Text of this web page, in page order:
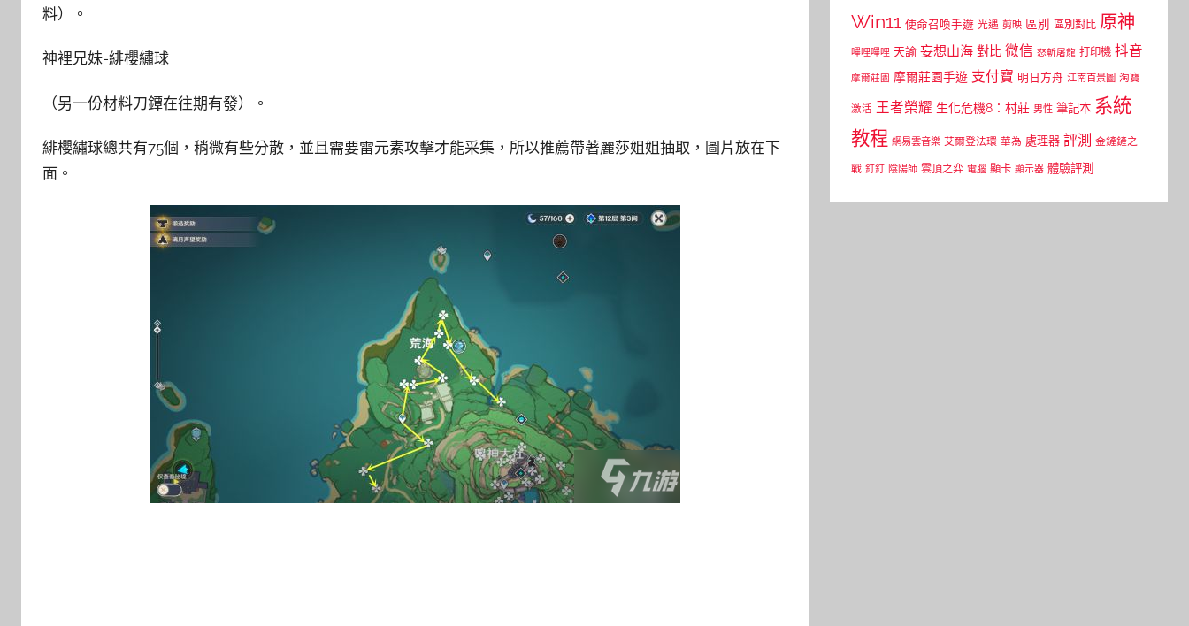
料）。
神裡兄妹-緋櫻繡球
（另一份材料刀鐔在往期有發）。
緋櫻繡球總共有75個，稍微有些分散，並且需要雷元素攻擊才能采集，所以推薦帶著麗莎姐姐抽取，圖片放在下
面。
Win11 使命召喚手遊 光遇 剪映 區別 區別對比 原神
嗶哩嗶哩 天諭 妄想山海 對比 微信 怒斬屠龍 打印機 抖音
摩爾莊園 摩爾莊園手遊 支付寶 明日方舟 江南百景圖 淘寶
激活 王者榮耀 生化危機8：村莊 男性 筆記本 系統
教程 網易雲音樂 艾爾登法環 華為 處理器 評測 金鏟鏟之
戰 釘釘 陰陽師 雲頂之弈 電腦 顯卡 顯示器 體驗評測